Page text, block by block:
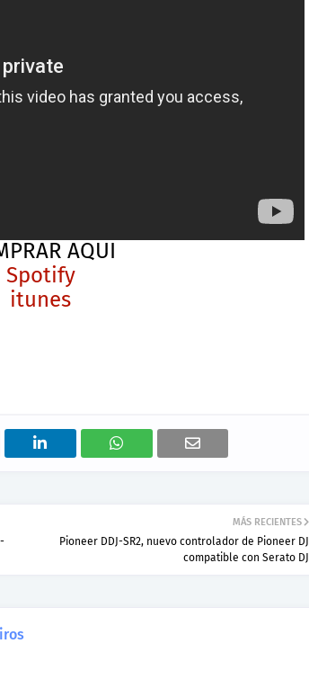
AQUI
Spotify
itunes
MÁS RECIENTES
Pioneer DDJ-SR2, nuevo controlador de Pioneer DJ
compatible con Serato DJ